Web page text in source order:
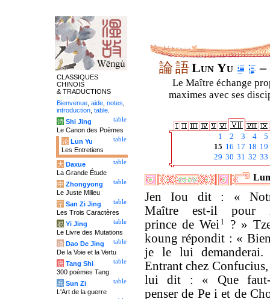
論語Lun Yu –
Le Maître échange
maximes avec ses
1 2 3 4
5
15 16 17 18 19
29 30 31 32 33
Jen Iou dit : «
Maître est-il pour
prince de Wei 1
? »
koung répondit : «
je le lui demanderai.
Entrant chez
lui dit : « Que
penser de Pe i et de
CLASSIQUES
CHINOIS
& TRADUCTIONS
Bienvenue aide notes
introduction table
table
诗 Shi Jing
Le Canon des Poèmes
table
论 Lun Yu
Les Entretiens
table
大 Daxue
La Grande Étude
table
中 Zhongyong
Le Juste Milieu
table
字 San Zi Jing
Les Trois Caractères
table
易 Yi Jing
Le Livre des Mutations
table
道 Dao De Jing
De la Voie et la Vertu
table
唐 Tang Shi
300 poèmes Tang
table
兵 Sun Zi
L'Art de la guerre